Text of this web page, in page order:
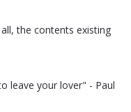
the contents existing
leave your lover" - Paul